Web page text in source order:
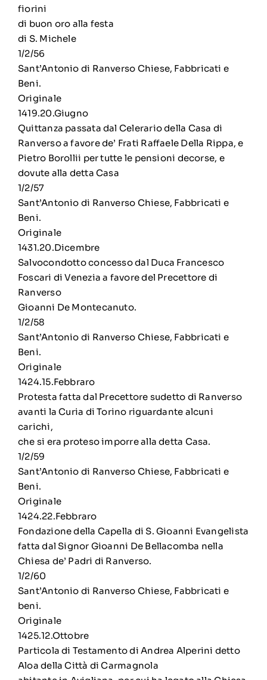
fiorini
di buon oro alla festa
di S. Michele
1/2/56
Sant’Antonio di Ranverso Chiese, Fabbricati e
Beni.
Originale
1419.20.Giugno
Quittanza passata dal Celerario della Casa di
Ranverso a favore de’ Frati Raffaele Della Rippa, e
Pietro Borollii per tutte le pensioni decorse, e
dovute alla detta Casa
1/2/57
Sant’Antonio di Ranverso Chiese, Fabbricati e
Beni.
Originale
1431.20.Dicembre
Salvocondotto concesso dal Duca Francesco
Foscari di Venezia a favore del Precettore di
Ranverso
Gioanni De Montecanuto.
1/2/58
Sant’Antonio di Ranverso Chiese, Fabbricati e
Beni.
Originale
1424.15.Febbraro
Protesta fatta dal Precettore sudetto di Ranverso
avanti la Curia di Torino riguardante alcuni
carichi,
che si era proteso imporre alla detta Casa.
1/2/59
Sant’Antonio di Ranverso Chiese, Fabbricati e
Beni.
Originale
1424.22.Febbraro
Fondazione della Capella di S. Gioanni Evangelista
fatta dal Signor Gioanni De Bellacomba nella
Chiesa de’ Padri di Ranverso.
1/2/60
Sant’Antonio di Ranverso Chiese, Fabbricati e
beni.
Originale
1425.12.Ottobre
Particola di Testamento di Andrea Alperini detto
Aloa della Città di Carmagnola